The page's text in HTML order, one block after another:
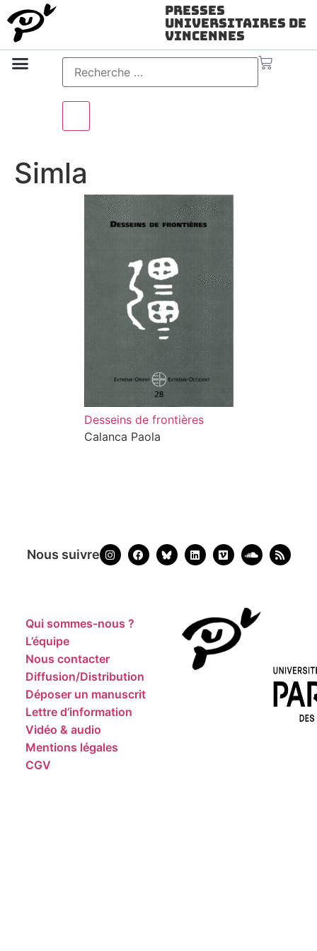
Presses
Universitaires de
Vincennes
Simla
Desseins de frontières
Calanca Paola
Nous suivre
Qui sommes-nous ?
L’équipe
Nous contacter
Diffusion/Distribution
Déposer un manuscrit
Lettre d’information
Vidéo & audio
Mentions légales
CGV